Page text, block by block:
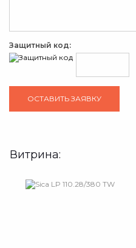
Защитный код:
Витрина: